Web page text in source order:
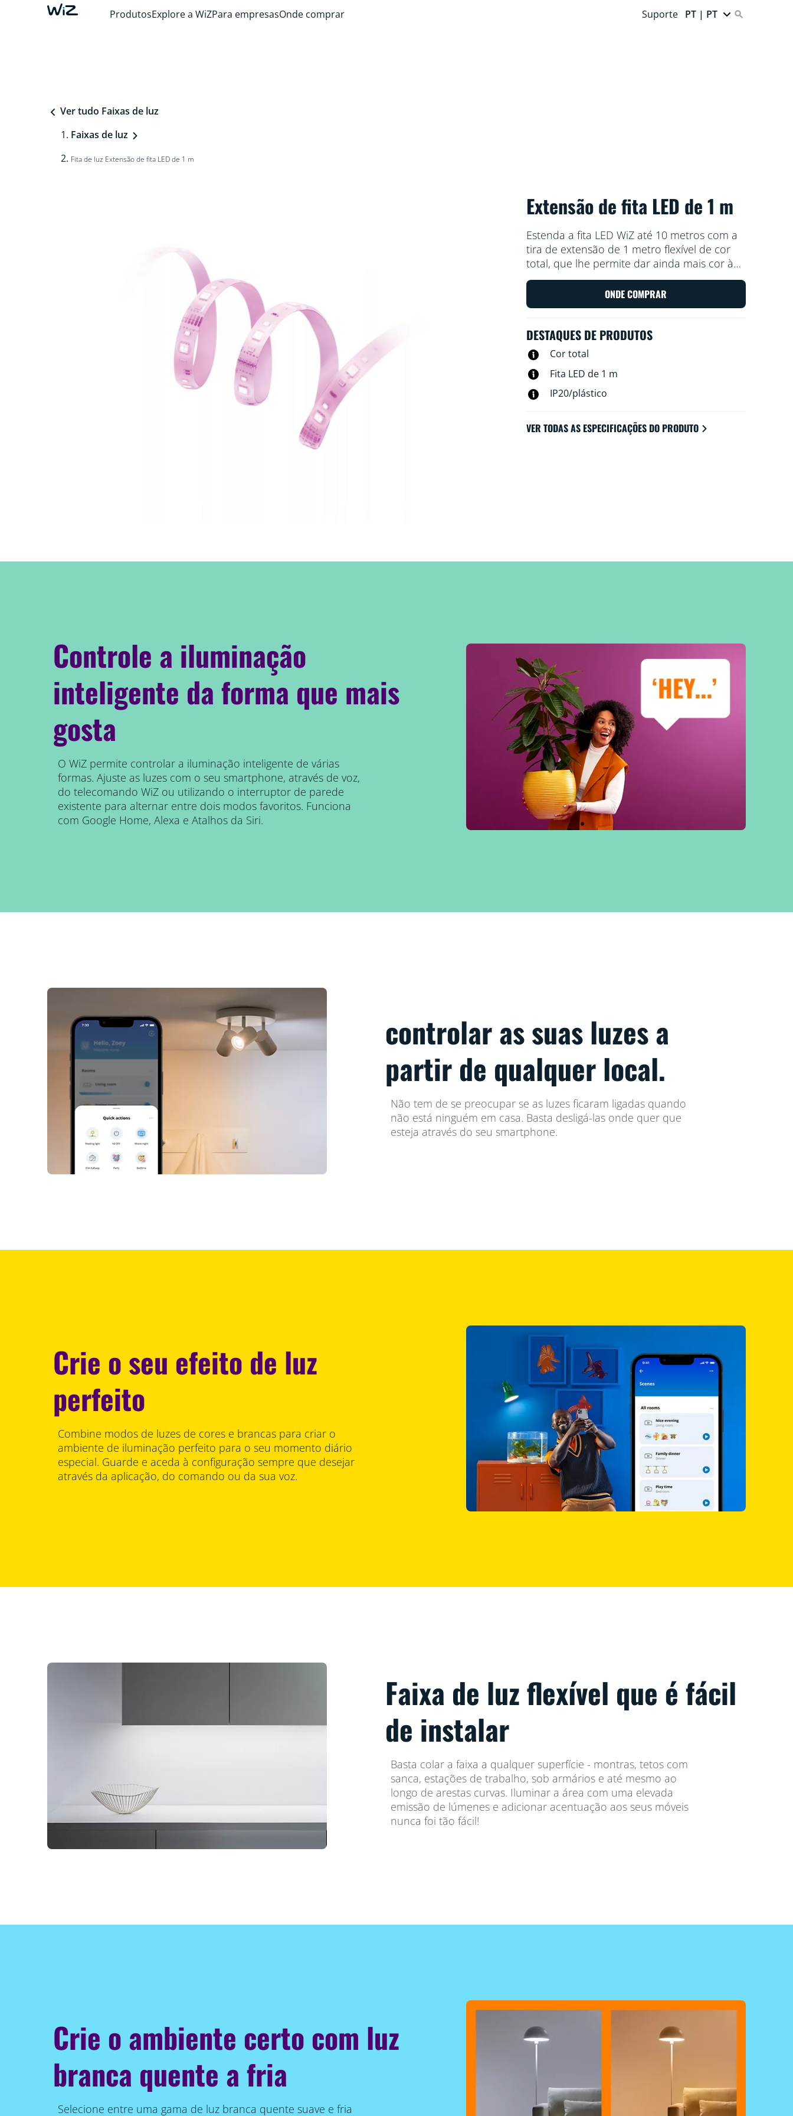
ProdutosExplore a WiZPara empresasOnde comprar Suporte PT | PT
Ver tudo Faixas de luz
Faixas de luz
Fita de luz Extensão de fita LED de 1 m
Extensão de fita LED de 1 m
Estenda a fita LED WiZ até 10 metros com a
tira de extensão de 1 metro flexível de cor
total, que lhe permite dar ainda mais cor à
sua casa.
ONDE COMPRAR
DESTAQUES DE PRODUTOS
Cor total
Fita LED de 1 m
IP20/plástico
VER TODAS AS ESPECIFICAÇÕES DO PRODUTO
Controle a iluminação
inteligente da forma que mais
gosta
O WiZ permite controlar a iluminação inteligente de várias
formas. Ajuste as luzes com o seu smartphone, através de voz,
do telecomando WiZ ou utilizando o interruptor de parede
existente para alternar entre dois modos favoritos. Funciona
com Google Home, Alexa e Atalhos da Siri.
controlar as suas luzes a
partir de qualquer local.
Não tem de se preocupar se as luzes ficaram ligadas quando
não está ninguém em casa. Basta desligá-las onde quer que
esteja através do seu smartphone.
Crie o seu efeito de luz
perfeito
Combine modos de luzes de cores e brancas para criar o
ambiente de iluminação perfeito para o seu momento diário
especial. Guarde e aceda à configuração sempre que desejar
através da aplicação, do comando ou da sua voz.
Faixa de luz flexível que é fácil
de instalar
Basta colar a faixa a qualquer superfície - montras, tetos com
sanca, estações de trabalho, sob armários e até mesmo ao
longo de arestas curvas. Iluminar a área com uma elevada
emissão de lúmenes e adicionar acentuação aos seus móveis
nunca foi tão fácil!
Crie o ambiente certo com luz
branca quente a fria
Selecione entre uma gama de luz branca quente suave e fria